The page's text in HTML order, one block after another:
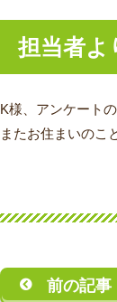
担当者よ
K様、アンケート
またお住まいのこ
前の記事